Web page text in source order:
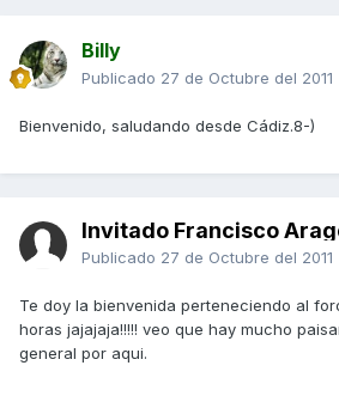
Billy
Publicado 27 de Octubre del 2011
Bienvenido, saludando desde Cádiz.8-)
Invitado Francisco
Publicado 27 de Octubre del 2011
Te doy la bienvenida perteneciendo al
horas jajajaja!!!!! veo que hay mucho
general por aqui.